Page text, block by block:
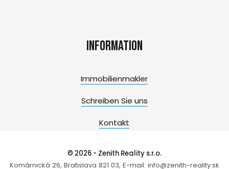
Information
Immobilienmakler
Schreiben Sie uns
Kontakt
© 2026 - Zenith Reality s.r.o.
Komárnická 26, Bratislava 821 03, E-mail: info@zenith-reality.sk